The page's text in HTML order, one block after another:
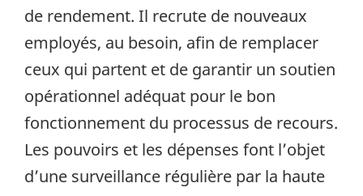
de rendement. Il recrute de nouveaux
employés, au besoin, afin de remplacer
ceux qui partent et de garantir un soutien
opérationnel adéquat pour le bon
fonctionnement du processus de recours.
Les pouvoirs et les dépenses font l’objet
d’une surveillance régulière par la haute